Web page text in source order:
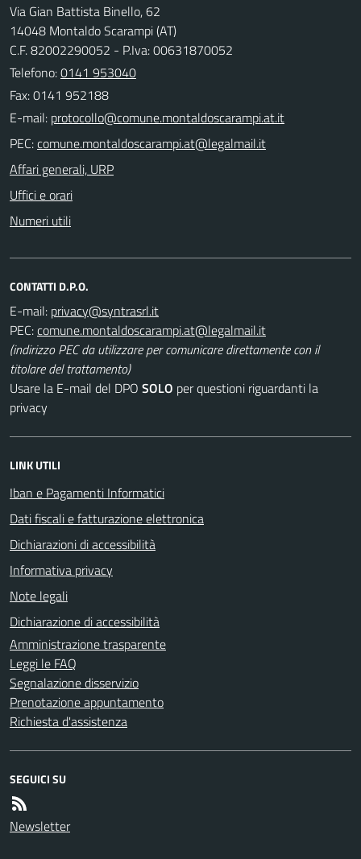
Via Gian Battista Binello, 62
14048 Montaldo Scarampi (AT)
C.F. 82002290052 - P.Iva: 00631870052
Telefono:0141 953040
Fax: 0141 952188
E-mail:
PEC:
Affari generali, URP
Uffici e orari
Numeri utili
CONTATTI D.P.O.
E-mail:
PEC:
(indirizzo PEC da utilizzare per comunicare direttamente con il
titolare del trattamento)
Usare la E-mail del DPO SOLO per questioni riguardanti la
privacy
LINK UTILI
Iban e Pagamenti Informatici
Dati fiscali e fatturazione elettronica
Dichiarazioni di accessibilità
Informativa privacy
Note legali
Dichiarazione di accessibilità
Amministrazione trasparente
Leggi le FAQ
Segnalazione disservizio
Prenotazione appuntamento
Richiesta d'assistenza
SEGUICI SU
Newsletter